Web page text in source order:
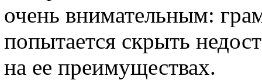
очень внимательным:
попытается скрыть
на ее преимуществах.